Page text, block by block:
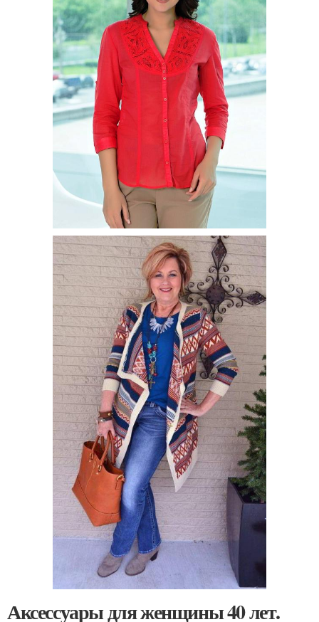
Аксессуары для женщины 40 лет.